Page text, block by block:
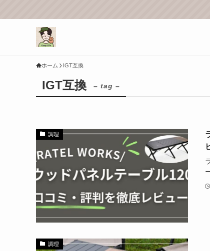
ホーム IGT互換
IGT互換 – tag –
調理
調理